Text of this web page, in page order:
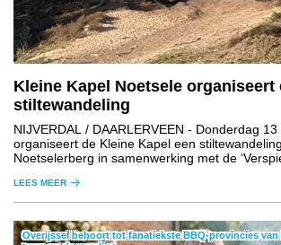
Kleine Kapel Noetsele organiseert
stiltewandeling
NIJVERDAL / DAARLERVEEN - Donderdag 13
organiseert de Kleine Kapel een
Noetselerberg in samenwerking met de
LEES MEER
Overijssel behoort tot fanatiekste BBQ-provincies van